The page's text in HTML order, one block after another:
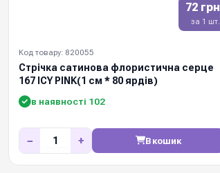
72 грн
за 1 шт.
Код товару: 820055
Стрічка сатинова флористична серце
167 ICY PINK(1 см * 80 ярдів)
в наявності 102
− + В кошик